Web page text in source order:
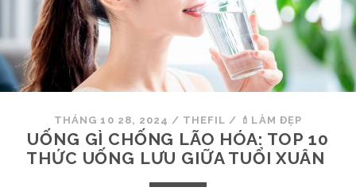
THÁNG 10 28, 2024 / THEFIL / 💄LÀM ĐẸP
UỐNG GÌ CHỐNG LÃO HÓA: TOP 10
THỨC UỐNG LƯU GIỮA TUỔI XUÂN